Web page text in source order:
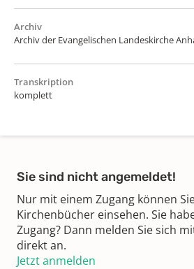
Archiv
Archiv der Evangelischen Landeskirche
Transkription
komplett
Sie sind nicht angemeldet!
Nur mit einem Zugang können
Kirchenbücher einsehen. Sie
Zugang? Dann melden Sie sich
direkt an.
Jetzt anmelden